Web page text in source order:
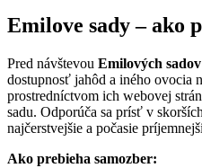
Emilove sady – ako
Pred návštevou Emilových sadov
dostupnosť jahôd a iného ovocia
prostredníctvom ich webovej
sadu. Odporúča sa prísť v
najčerstvejšie a počasie
Ako prebieha samozber: